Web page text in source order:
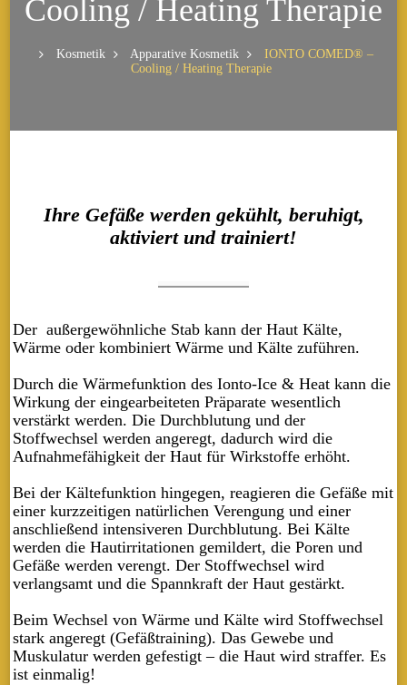
Cooling / Heating Therapie
Kosmetik Apparative Kosmetik
IONTO COMED® –
Cooling / Heating Therapie
Ihre Gefäße werden gekühlt, beruhigt,
aktiviert und trainiert!
Der außergewöhnliche Stab kann der Haut Kälte,
Wärme oder kombiniert Wärme und Kälte zuführen.
Durch die Wärmefunktion des Ionto-Ice & Heat kann die
Wirkung der eingearbeiteten Präparate wesentlich
verstärkt werden. Die Durchblutung und der
Stoffwechsel werden angeregt, dadurch wird die
Aufnahmefähigkeit der Haut für Wirkstoffe erhöht.
Bei der Kältefunktion hingegen, reagieren die Gefäße mit
einer kurzzeitigen natürlichen Verengung und einer
anschließend intensiveren Durchblutung. Bei Kälte
werden die Hautirritationen gemildert, die Poren und
Gefäße werden verengt. Der Stoffwechsel wird
verlangsamt und die Spannkraft der Haut gestärkt.
Beim Wechsel von Wärme und Kälte wird Stoffwechsel
stark angeregt (Gefäßtraining). Das Gewebe und
Muskulatur werden gefestigt – die Haut wird straffer. Es
ist einmalig!